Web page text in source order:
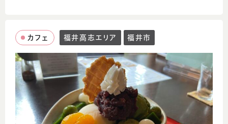
カフェ 福井高志エリア 福井市